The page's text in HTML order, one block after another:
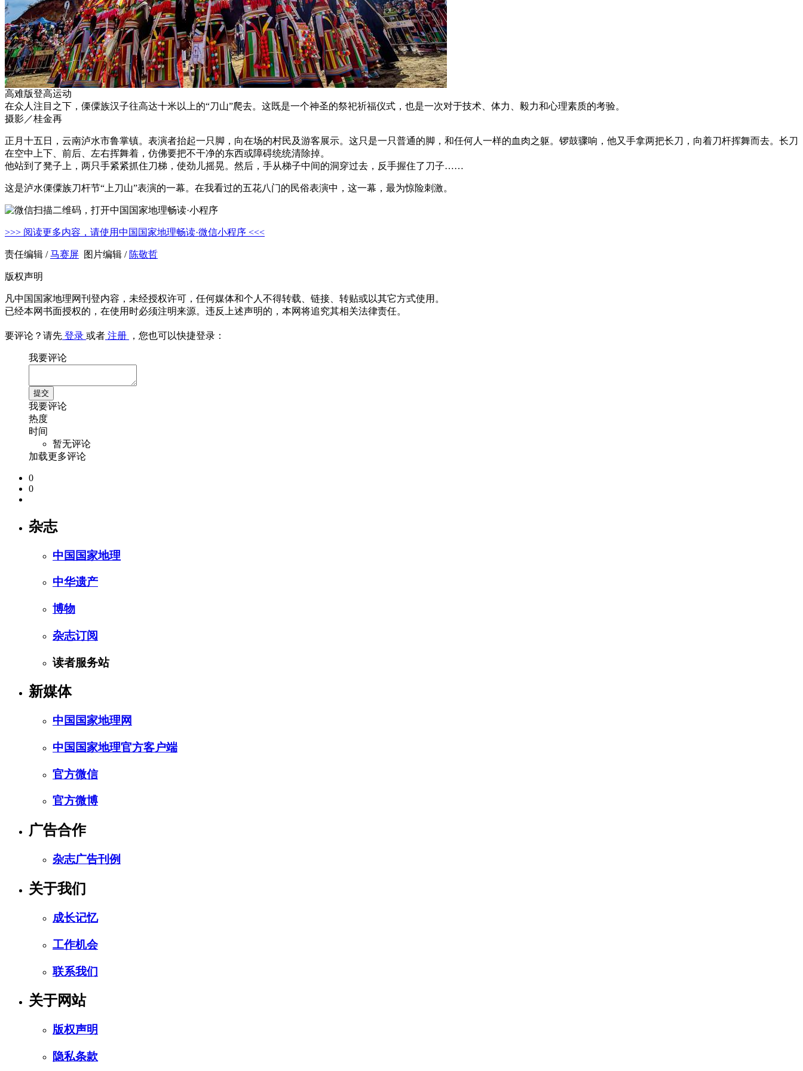
高难版登高运动
在众人注目之下，傈僳族汉子往高达十米以上的“刀山”爬去。这既是一个神圣的祭祀祈福仪式，也是一次对于技术、体力、毅力和心理素质的考验。
摄影／桂金再
正月十五日，云南泸水市鲁掌镇。表演者抬起一只脚，向在场的村民及游客展示。这只是一只普通的脚，和任何人一样的血肉之躯。锣鼓骤响，他又手拿两把长刀，向着刀杆挥舞而去。长刀
在空中上下、前后、左右挥舞着，仿佛要把不干净的东西或障碍统统清除掉。
他站到了凳子上，两只手紧紧抓住刀梯，使劲儿摇晃。然后，手从梯子中间的洞穿过去，反手握住了刀子……
这是泸水傈僳族刀杆节“上刀山”表演的一幕。在我看过的五花八门的民俗表演中，这一幕，最为惊险刺激。
>>> 阅读更多内容，请使用中国国家地理畅读·微信小程序 <<<
责任编辑 /马赛屏 图片编辑 / 陈敬哲
版权声明
凡中国国家地理网刊登内容，未经授权许可，任何媒体和个人不得转载、链接、转贴或以其它方式使用。
已经本网书面授权的，在使用时必须注明来源。违反上述声明的，本网将追究其相关法律责任。
要评论？请先 登录 或者 注册 ，您也可以快捷登录：
我要评论
我要评论
热度
时间
暂无评论
加载更多评论
0
0
杂志
中国国家地理
中华遗产
博物
杂志订阅
读者服务站
新媒体
中国国家地理网
中国国家地理官方客户端
官方微信
官方微博
广告合作
杂志广告刊例
关于我们
成长记忆
工作机会
联系我们
关于网站
版权声明
隐私条款